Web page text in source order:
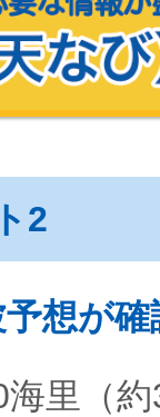
2
想が
里（